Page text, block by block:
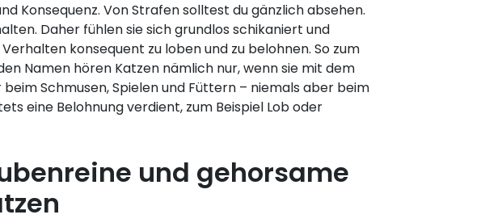
Konsequenz. Von Strafen solltest du gänzlich absehen.
Daher fühlen sie sich grundlos schikaniert und
konsequent zu loben und zu belohnen. So zum
Namen hören Katzen nämlich nur, wenn sie mit dem
Schmusen, Spielen und Füttern – niemals aber beim
eine Belohnung verdient, zum Beispiel Lob oder
und gehorsame